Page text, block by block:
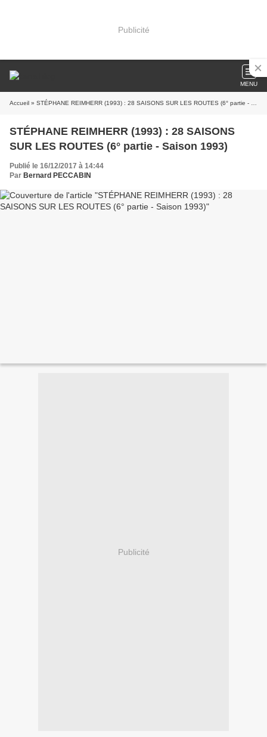
Publicité
MENU
Accueil » STÉPHANE REIMHERR (1993) : 28 SAISONS SUR LES ROUTES (6° partie - Saison 1993)
STÉPHANE REIMHERR (1993) : 28 SAISONS
SUR LES ROUTES (6° partie - Saison 1993)
Publié le 16/12/2017 à 14:44
Par Bernard PECCABIN
Publicité